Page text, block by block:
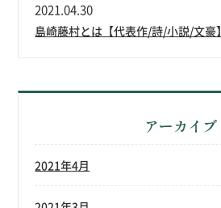
島崎藤村とは【代表作/詩/小説/文豪】
2021.04.30
アーカイブ
2021年4月